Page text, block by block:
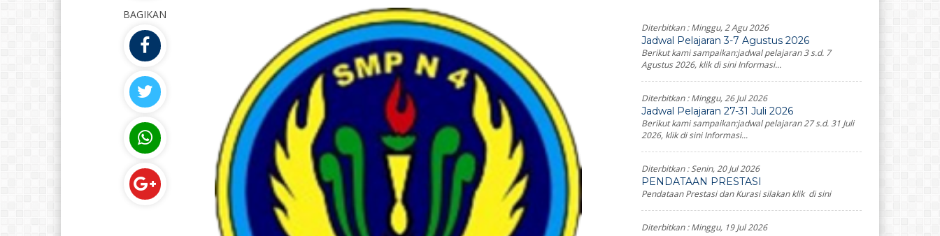
BAGIKAN
Diterbitkan :Minggu, 2 Agu 2026
Jadwal Pelajaran 3-7 Agustus 2026
Berikut kami sampaikan:jadwal pelajaran 3 s.d. 7
Agustus 2026, klik di sini Informasi...
Diterbitkan :Minggu, 26 Jul 2026
Jadwal Pelajaran 27-31 Juli 2026
Berikut kami sampaikan:jadwal pelajaran 27 s.d. 31 Juli
2026, klik di sini Informasi...
Diterbitkan :Senin, 20 Jul 2026
PENDATAAN PRESTASI
Pendataan Prestasi dan Kurasi silakan klik di sini
Diterbitkan :Minggu, 19 Jul 2026